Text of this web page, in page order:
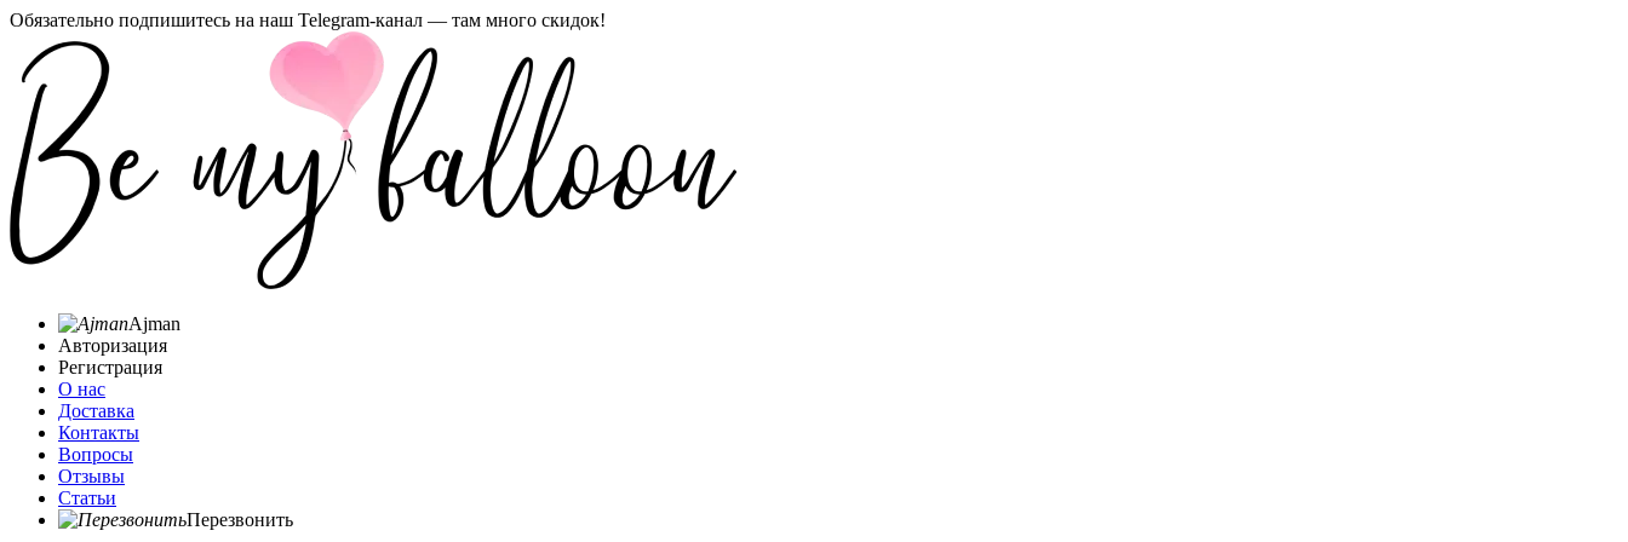
Обязательно подпишитесь на наш Telegram-канал — там много скидок!
Ajman
Авторизация
Регистрация
О нас
Доставка
Контакты
Вопросы
Отзывы
Статьи
Перезвонить